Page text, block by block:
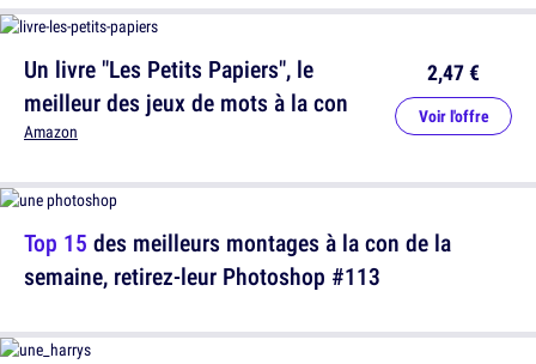
Top 15 des meilleurs montages à la con de la
semaine, retirez-leur Photoshop #113
Un livre "Les Petits Papiers", le
meilleur des jeux de mots à la con
Amazon
2,47 €
Voir l'offre